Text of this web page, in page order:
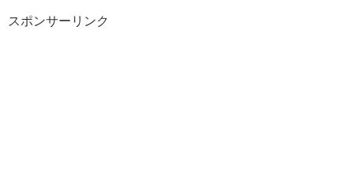
スポンサーリンク